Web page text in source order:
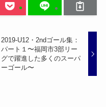
2019-U12・2ndゴール集：
パート１〜福岡市3部リー
グで躍進した多くのスーパ
ーゴール〜